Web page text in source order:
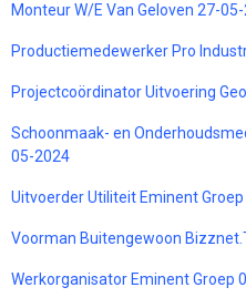
Monteur W/E Van Geloven 27-
Productiemedewerker Pro
Projectcoördinator Uitvoering
Schoonmaak- en
05-2024
Uitvoerder Utiliteit Eminent
Voorman Buitengewoon
Werkorganisator Eminent Groep